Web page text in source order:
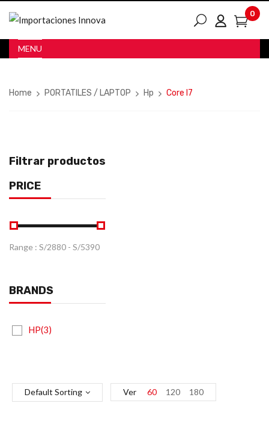
0
MENU
Home PORTATILES / LAPTOP Hp Core I7
Filtrar productos
PRICE
Range : S/2880 - S/5390
BRANDS
HP(3)
Default Sorting Ver 60 120 180